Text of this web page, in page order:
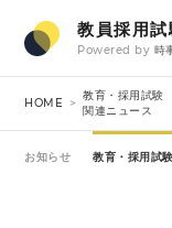
教員採用試
Powered by 時
HOME
教育・採用試験
関連ニュース
お知らせ 教育・採用試